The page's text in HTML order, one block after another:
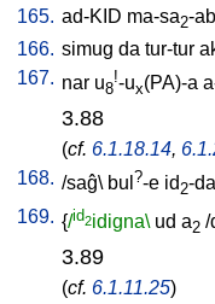
165. ad-KID ma-sa2-
166. simug da tur-tur
167. nar u8
!-ux(PA)-a
3.88
(cf. 6.1.18.14,
168. /saĝ\ bul ?-e id2-da
169. {/id2idigna\ ud a2 /
3.89
(cf. 6.1.11.25)